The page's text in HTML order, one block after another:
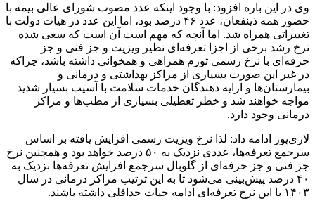
وی در این باره افزود: با وجود اینکه عدد مصوب شورای عالی بیمه با
حضور همه ذینفعان، عدد ۴۶ درصد بود، اما این عدد در هیات دولت با
تغییراتی همراه شد. اما آنچه که مهم است آن است که سعی شده
نرخ رشد برخی از اجزا تعرفه‌ای نظیر ویزیت و جز فنی و جز
حرفه‌ای با نرخ رسمی تورم همراهی و همخوانی داشته باشد، چراکه
در غیر این صورت بسیاری از مراکز بهداشتی و درمانی و
بیمارستان‌ها و ارایه دهندگان خدمات سلامت با آسیب بسیار شدید
مواجه خواهند شد و خطر تعطیلی بسیاری از مطب‌ها و مراکز
درمانی وجود دارد.
لاری‌پور ادامه داد: لذا نرخ ویزیت رسمی افزایش یافته بر اساس
سرجمع تعرفه‌ها، عددی نزدیک به ۵۰ درصد خواهد بود و همچنین نرخ
جز فنی و جز حرفه‌ای از گلوبال سرجمع افزایش تعرفه‌ها نزدیک به
۴۰ درصد پیش‌بینی می‌شود تا به این ترتیب مراکز درمانی در سال
۱۴۰۳ با این نرخ تعرفه‌ای ادامه حیات حداقلی داشته باشند.